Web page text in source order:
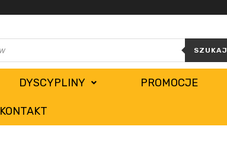
SZUKAJ
DYSCYPLINY PROMOCJE
KONTAKT